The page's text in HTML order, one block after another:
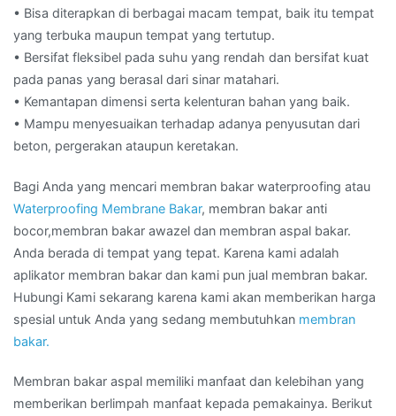
• Bisa diterapkan di berbagai macam tempat, baik itu tempat
yang terbuka maupun tempat yang tertutup.
• Bersifat fleksibel pada suhu yang rendah dan bersifat kuat
pada panas yang berasal dari sinar matahari.
• Kemantapan dimensi serta kelenturan bahan yang baik.
• Mampu menyesuaikan terhadap adanya penyusutan dari
beton, pergerakan ataupun keretakan.
Bagi Anda yang mencari membran bakar waterproofing atau
Waterproofing Membrane Bakar, membran bakar anti
bocor,membran bakar awazel dan membran aspal bakar.
Anda berada di tempat yang tepat. Karena kami adalah
aplikator membran bakar dan kami pun jual membran bakar.
Hubungi Kami sekarang karena kami akan memberikan harga
spesial untuk Anda yang sedang membutuhkan membran
bakar.
Membran bakar aspal memiliki manfaat dan kelebihan yang
memberikan berlimpah manfaat kepada pemakainya. Berikut